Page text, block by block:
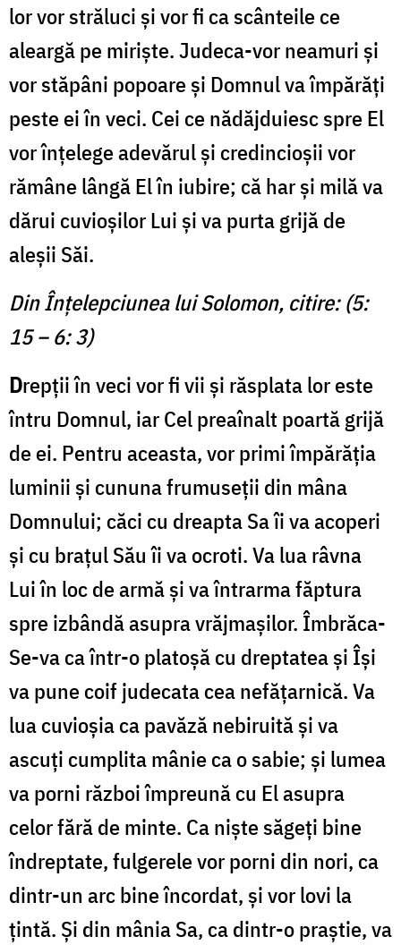
lor vor străluci și vor fi ca scânteile ce
aleargă pe miriște. Judeca-vor neamuri și
vor stăpâni popoare și Domnul va împărăți
peste ei în veci. Cei ce nădăjduiesc spre El
vor înțelege adevărul și credincioșii vor
rămâne lângă El în iubire; că har și milă va
dărui cuvioșilor Lui și va purta grijă de
aleșii Săi.
Din Înțelepciunea lui Solomon, citire: (5:
15 – 6: 3)
Drepții în veci vor fi vii și răsplata lor este
întru Domnul, iar Cel preaînalt poartă grijă
de ei. Pentru aceasta, vor primi împărăția
luminii și cununa frumuseții din mâna
Domnului; căci cu dreapta Sa îi va acoperi
și cu brațul Său îi va ocroti. Va lua râvna
Lui în loc de armă și va întrarma făptura
spre izbândă asupra vrăjmașilor. Îmbrăca-
Se-va ca într-o platoșă cu dreptatea și Își
va pune coif judecata cea nefățarnică. Va
lua cuvioșia ca pavăză nebiruită și va
ascuți cumplita mânie ca o sabie; și lumea
va porni război împreună cu El asupra
celor fără de minte. Ca niște săgeți bine
îndreptate, fulgerele vor porni din nori, ca
dintr-un arc bine încordat, și vor lovi la
țintă. Și din mânia Sa, ca dintr-o praștie, va